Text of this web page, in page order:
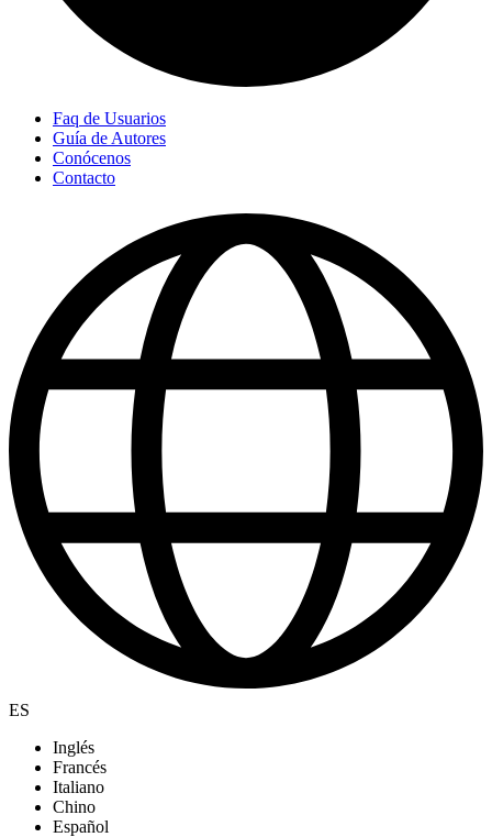
Faq de Usuarios
Guía de Autores
Conócenos
Contacto
ES
Inglés
Francés
Italiano
Chino
Español